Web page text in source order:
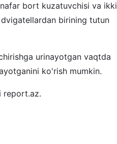
bort kuzatuvchisi va ikki
birining tutun
urinayotgan vaqtda
ko'rish mumkin.
report.az.